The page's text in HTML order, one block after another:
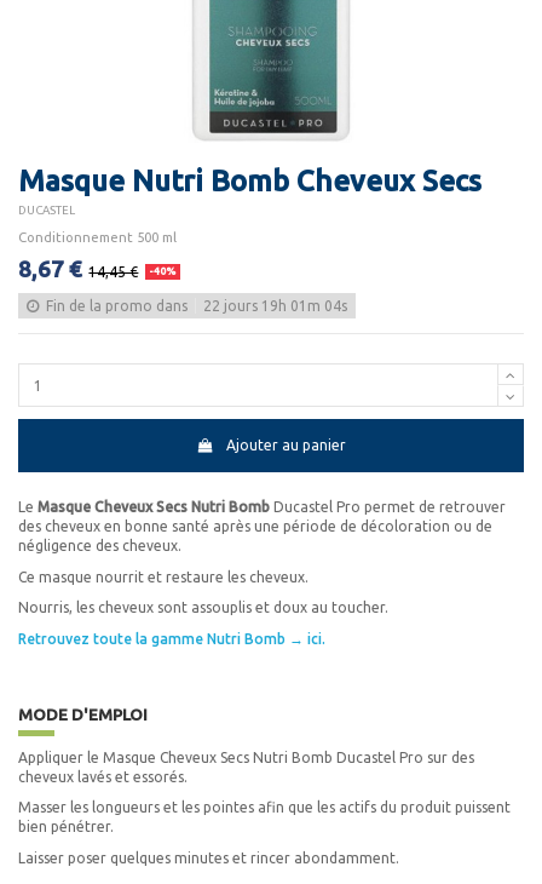
Masque Nutri Bomb Cheveux Secs
DUCASTEL
Conditionnement 500 ml
8,67 € 14,45 € -40%
Fin de la promo dans 22 jours 19 h 01 m 04s
Ajouter au panier
Le Masque Cheveux Secs Nutri Bomb Ducastel Pro permet de retrouver
des cheveux en bonne santé après une période de décoloration ou de
négligence des cheveux.
Ce masque nourrit et restaure les cheveux.
Nourris, les cheveux sont assouplis et doux au toucher.
Retrouvez toute la gamme Nutri Bomb → ici.
MODE D'EMPLOI
Appliquer le Masque Cheveux Secs Nutri Bomb Ducastel Pro sur des
cheveux lavés et essorés.
Masser les longueurs et les pointes afin que les actifs du produit puissent
bien pénétrer.
Laisser poser quelques minutes et rincer abondamment.